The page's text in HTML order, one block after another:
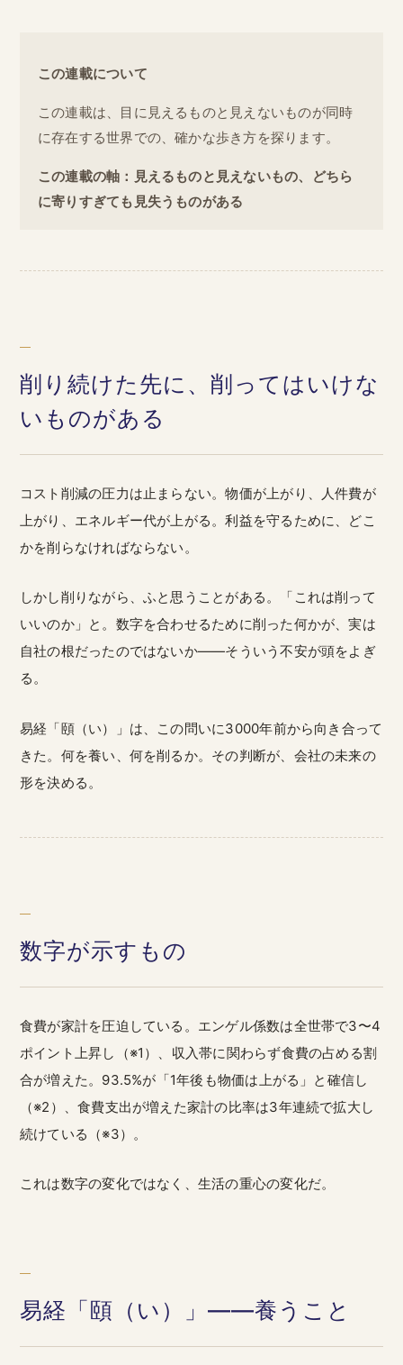
この連載について
この連載は、目に見えるものと見えないものが同時
に存在する世界での、確かな歩き方を探ります。
この連載の軸：見えるものと見えないもの、どちら
に寄りすぎても見失うものがある
削り続けた先に、削ってはいけな
いものがある
コスト削減の圧力は止まらない。物価が上がり、人件費が
上がり、エネルギー代が上がる。利益を守るために、どこ
かを削らなければならない。
しかし削りながら、ふと思うことがある。「これは削って
いいのか」と。数字を合わせるために削った何かが、実は
自社の根だったのではないか——そういう不安が頭をよぎ
る。
易経「頤（い）」は、この問いに3000年前から向き合って
きた。何を養い、何を削るか。その判断が、会社の未来の
形を決める。
数字が示すもの
食費が家計を圧迫している。エンゲル係数は全世帯で3〜4
ポイント上昇し（※1）、収入帯に関わらず食費の占める割
合が増えた。93.5%が「1年後も物価は上がる」と確信し
（※2）、食費支出が増えた家計の比率は3年連続で拡大し
続けている（※3）。
これは数字の変化ではなく、生活の重心の変化だ。
易経「頤（い）」——養うこと